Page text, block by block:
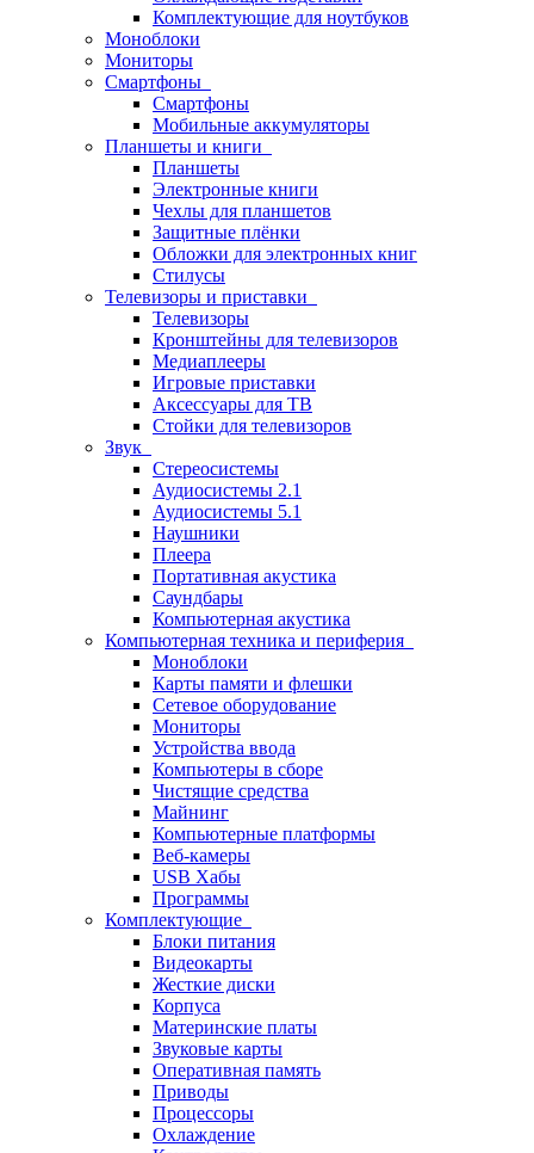
Комплектующие для ноутбуков
Моноблоки
Мониторы
Смартфоны
Смартфоны
Мобильные аккумуляторы
Планшеты и книги
Планшеты
Электронные книги
Чехлы для планшетов
Защитные плёнки
Обложки для электронных книг
Стилусы
Телевизоры и приставки
Телевизоры
Кронштейны для телевизоров
Медиаплееры
Игровые приставки
Аксессуары для ТВ
Стойки для телевизоров
Звук
Стереосистемы
Аудиосистемы 2.1
Аудиосистемы 5.1
Наушники
Плеера
Портативная акустика
Саундбары
Компьютерная акустика
Компьютерная техника и периферия
Моноблоки
Карты памяти и флешки
Сетевое оборудование
Мониторы
Устройства ввода
Компьютеры в сборе
Чистящие средства
Майнинг
Компьютерные платформы
Веб-камеры
USB Хабы
Программы
Комплектующие
Блоки питания
Видеокарты
Жесткие диски
Корпуса
Материнские платы
Звуковые карты
Оперативная память
Приводы
Процессоры
Охлаждение